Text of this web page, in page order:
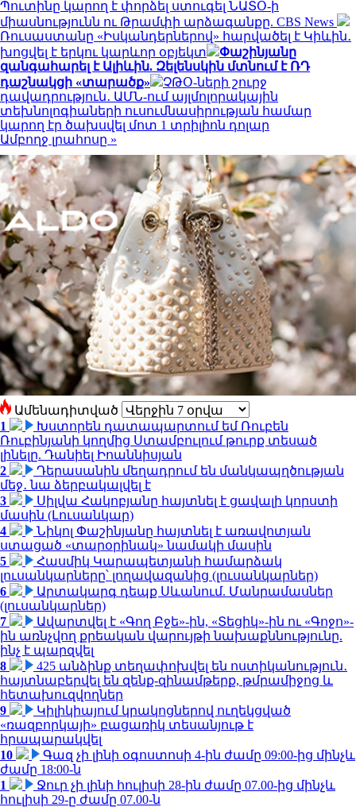
Պուտինը կարող է փորձել ստուգել ՆԱՏՕ-ի
միասնությունն ու Թրամփի արձագանքը. CBS News
Ռուսաստանը «Իսկանդերներով» հարվածել է Կիևին․
խոցվել է երկու կարևոր օբյեկտ
Փաշինյանը
զանգահարել է Ալիևին. Զելենսկին մտնում է ՌԴ
դաշնակցի «տարածք»
ՉԹՕ-ների շուրջ
դավադրություն․ ԱՄՆ-ում այլմոլորակային
տեխնոլոգիաների ուսումնասիրության համար
կարող էր ծախսվել մոտ 1 տրիլիոն դոլար
Ամբողջ լրահոսը »
Ամենադիտված
1
Խստորեն դատապարտում եմ Ռուբեն
Ռուբինյանի կողմից Ստամբուլում թուրք տեսած
լինելը. Դանիել Իոաննիսյան
2
Դերասանին մեղադրում են մանկապղծության
մեջ․ նա ձերբակալվել է
3
Սիլվա Հակոբյանը հայտնել է ցավալի կորստի
մասին (Լուսանկար)
4
Նիկոլ Փաշինյանը հայտնել է առավոտյան
ստացած «տարօրինակ» նամակի մասին
5
Հասմիկ Կարապետյանի համարձակ
լուսանկարները՝ լողավազանից (լուսանկարներ)
6
Արտակարգ դեպք Սևանում. Մանրամասներ
(լուսանկարներ)
7
Ավարտվել է «Գող Բջե»-ին, «Տեցիկ»-ին ու «Գոջո»-
ին առնչվող քրեական վարույթի նախաքննությունը.
ինչ է պարզվել
8
425 անձինք տեղափոխվել են ոստիկանություն․
հայտնաբերվել են զենք-զինամթերք, թմրամիջոց և
հետախուզվողներ
9
Կիլիկիայում կրակոցներով ուղեկցված
«ռազբորկայի» բացառիկ տեսանյութ է
հրապարակվել
10
Գազ չի լինի օգոստոսի 4-ին ժամը 09:00-ից մինչև
ժամը 18:00-ն
1
Ջուր չի լինի հուլիսի 28-ին ժամը 07.00-ից մինչև
հուլիսի 29-ը ժամը 07.00-ն